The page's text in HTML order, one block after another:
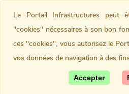
Le Portail Infrastructures peut
"cookies" nécessaires à son bon
ces "cookies", vous autorisez le
vos données de navigation à des
Accepter